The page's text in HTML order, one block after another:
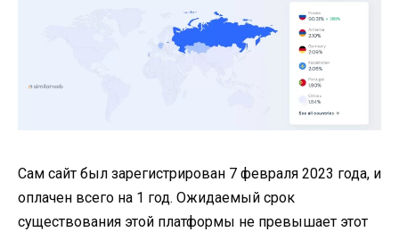
Сам сайт был зарегистрирован 7 февраля 2023 года, и
оплачен всего на 1 год. Ожидаемый срок
существования этой платформы не превышает этот